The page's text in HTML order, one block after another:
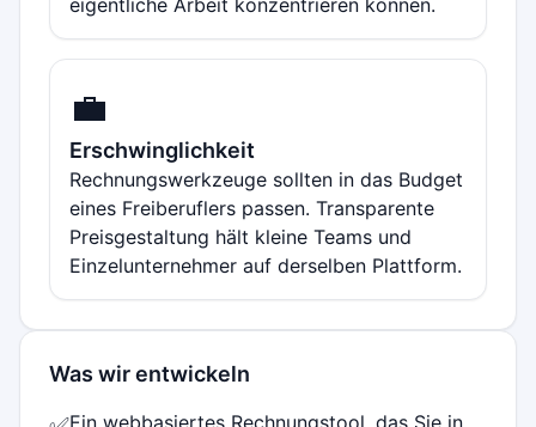
eigentliche Arbeit konzentrieren können.
💼
Erschwinglichkeit
Rechnungswerkzeuge sollten in das Budget
eines Freiberuflers passen. Transparente
Preisgestaltung hält kleine Teams und
Einzelunternehmer auf derselben Plattform.
Was wir entwickeln
Ein webbasiertes Rechnungstool, das Sie in